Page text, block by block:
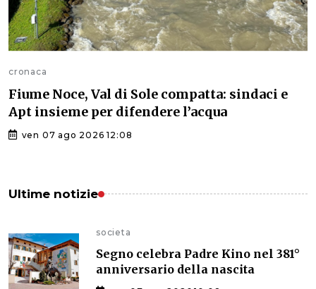
cronaca
Fiume Noce, Val di Sole compatta: sindaci e
Apt insieme per difendere l’acqua
ven 07 ago 2026 12:08
Ultime notizie
societa
Segno celebra Padre Kino nel 381°
anniversario della nascita